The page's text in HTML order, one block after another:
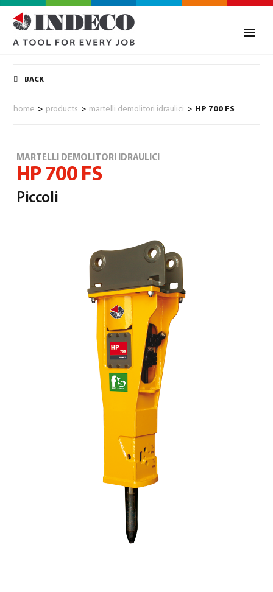
0
BACK
home > products > martelli demolitori idraulici > HP 700 FS
MARTELLI DEMOLITORI IDRAULICI
HP 700 FS
Piccoli